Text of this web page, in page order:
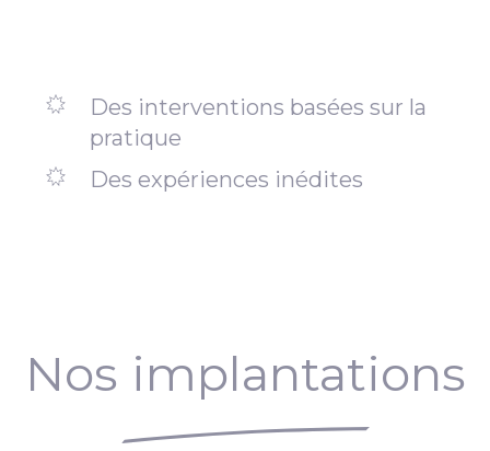
Des interventions basées sur la
pratique
Des expériences inédites
Nos implantations